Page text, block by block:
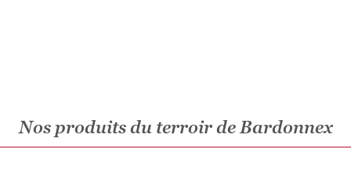
Nos produits du terroir de Bardonnex